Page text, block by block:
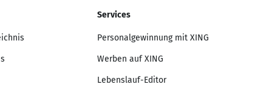
Services
Personalgewinnung mit XING
Werben auf XING
Lebenslauf-Editor